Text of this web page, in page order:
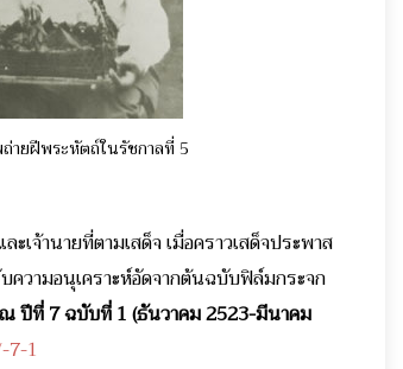
ายฝีพระหัตถ์ในรัชกาลที่ 5
เจ้านายที่ตามเสด็จ เมื่อคราวเสด็จประพาส
ความอนุเคราะห์อัดจากต้นฉบับฟิล์มกระจก
ณ ปีที่7ฉบับที่1 (ธันวาคม2523-มีนาคม
1